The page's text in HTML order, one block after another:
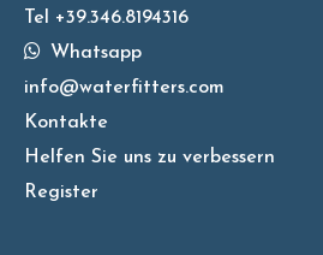
Tel +39.346.8194316
Whatsapp
info@waterfitters.com
Kontakte
Helfen Sie uns zu verbessern
Register